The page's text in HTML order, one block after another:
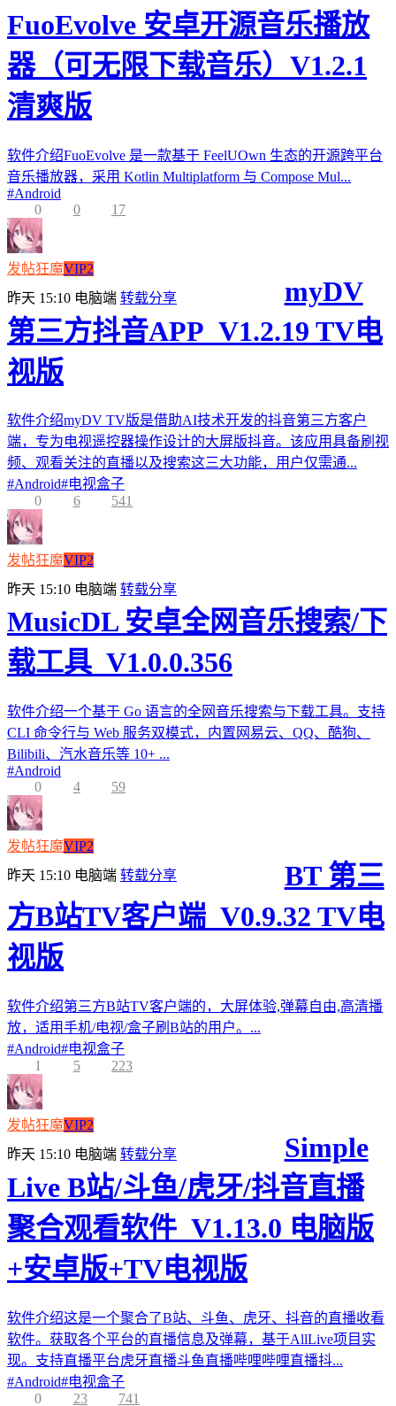
FuoEvolve 安卓开源音乐播放
器（可无限下载音乐）V1.2.1
清爽版
软件介绍FuoEvolve 是一款基于 FeelUOwn 生态的开源跨平台
音乐播放器，采用 Kotlin Multiplatform 与 Compose Mul...
#Android
0
0 17
发帖狂魔VIP2
昨天 15:10 电脑端 转载分享
myDV
第三方抖音APP_V1.2.19 TV电
视版
软件介绍myDV TV版是借助AI技术开发的抖音第三方客户
端，专为电视遥控器操作设计的大屏版抖音。该应用具备刷视
频、观看关注的直播以及搜索这三大功能，用户仅需通...
#Android#电视盒子
0
6 541
发帖狂魔VIP2
昨天 15:10 电脑端 转载分享
MusicDL 安卓全网音乐搜索/下
载工具_V1.0.0.356
软件介绍一个基于 Go 语言的全网音乐搜索与下载工具。支持
CLI 命令行与 Web 服务双模式，内置网易云、QQ、酷狗、
Bilibili、汽水音乐等 10+ ...
#Android
0
4 59
发帖狂魔VIP2
昨天 15:10 电脑端 转载分享
BT 第三
方B站TV客户端_V0.9.32 TV电
视版
软件介绍第三方B站TV客户端的，大屏体验,弹幕自由,高清播
放，适用手机/电视/盒子刷B站的用户。...
#Android#电视盒子
1
5 223
发帖狂魔VIP2
昨天 15:10 电脑端 转载分享
Simple
Live B站/斗鱼/虎牙/抖音直播
聚合观看软件_V1.13.0 电脑版
+安卓版+TV电视版
软件介绍这是一个聚合了B站、斗鱼、虎牙、抖音的直播收看
软件。获取各个平台的直播信息及弹幕，基于AllLive项目实
现。支持直播平台虎牙直播斗鱼直播哔哩哔哩直播抖...
#Android#电视盒子
0
23 741